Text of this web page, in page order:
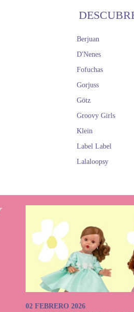
Berjuan
D'Nenes
Fofuchas
Gorjuss
Götz
Groovy Girls
Klein
Label Label
Lalaloopsy
02 FEBRERO 2026